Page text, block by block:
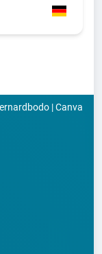
| Canva